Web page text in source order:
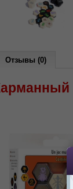
Отзывы (0)
Если вы